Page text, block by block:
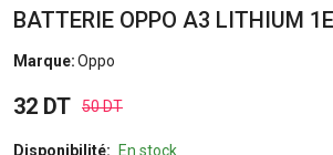
BATTERIE OPPO A3 LITHIUM
Marque:Oppo
32 DT 50 DT
Disponibilité: En stock